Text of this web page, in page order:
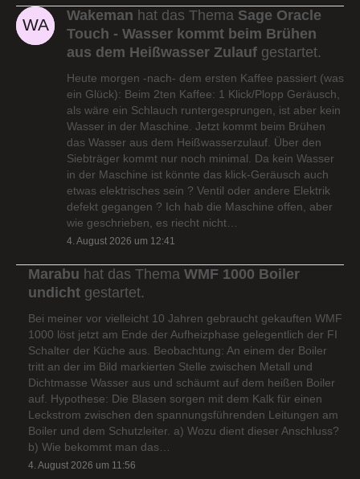
Wakeman hat das Thema Sage Oracle
Touch - Wasser kommt beim Brühen
aus dem Heißwasser Zulauf gestartet.
Heute morgen -nach- dem ersten Kaffee passiert (was
ein Glück): Beim 2ten Kaffee: 1 Klick/Plopp Geräusch,
als wäre ein Schlauch runtergesprungen, ist aber kein
Wasser in der Maschine. Jetzt kommt beim Brühen
das Wasser aus dem Heißwasserzulauf. Über den
Siebträger kommt nur noch minimal. Da kein Wasser
in der Maschine ist könnte das klick-Geräusch auch
etwas elektrisches sein ? Ventil oder andere Elektrik
defekt gegangen ? Ich hab die Maschine offen, aber
wie geschrieben, es riecht nicht…
4. August 2026 um 12:41
Marabu hat das Thema WMF 1000 Boiler
undicht gestartet.
Bei meiner vor vielleicht 10 Jahren gebraucht gekauften WMF
1000 löst jetzt am Ende der Aufheizphase gelegentlich der FI
Schalter der Küche aus. Beobachtung: An einem der Boiler
tritt an der im Bild markierten Stelle zwischen Metall und
Dichtmasse Wasser aus und schäumt auf dem heißen Boiler
auf. Hypothese: Die Blasen sorgen mit dem Kalk für einen
Leckstrom zwischen den spannungsführenden Leitungen am
Boiler und dem Schutzleiter. a) Wozu dient dieser Anschluss?
b) Wie bekommt man das…
4. August 2026 um 11:56